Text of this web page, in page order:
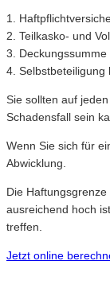
1.
2. Teilkasko- und
3. Deckungssumme
4. Selbstbeteiligung
Sie sollten auf
Schadensfall sein
Wenn Sie sich für
Abwicklung.
Die
ausreichend hoch
treffen.
Jetzt online